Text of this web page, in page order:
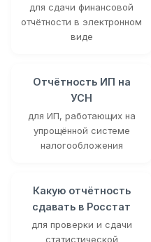
для сдачи финансовой
отчётности в электронном
виде
Отчётность ИП на
УСН
для ИП, работающих на
упрощённой системе
налогообложения
Какую отчётность
сдавать в Росстат
для проверки и сдачи
статистической